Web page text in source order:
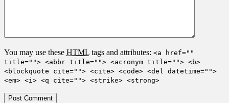
You may use these HTML tags and attributes: <a href=""
title=""> <abbr title=""> <acronym title=""> <b>
<blockquote cite=""> <cite> <code> <del datetime="">
<em> <i> <q cite=""> <strike> <strong>